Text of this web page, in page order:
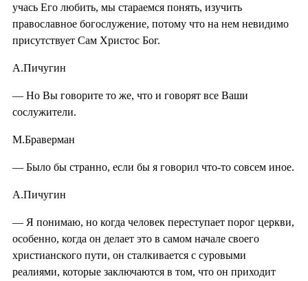
учась Его любить, мы стараемся понять, изучить
православное богослужение, потому что на нем невидимо
присутствует Сам Христос Бог.
А.Пичугин
— Но Вы говорите то же, что и говорят все Ваши
сослужители.
М.Браверман
— Было бы странно, если бы я говорил что-то совсем иное.
А.Пичугин
— Я понимаю, но когда человек переступает порог церкви,
особенно, когда он делает это в самом начале своего
христианского пути, он сталкивается с суровыми
реалиями, которые заключаются в том, что он приходит